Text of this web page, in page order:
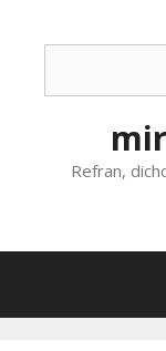
Refran,